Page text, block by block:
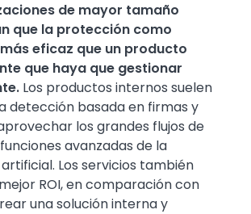
de mayor tamaño
que la protección como
eficaz que un producto
que haya que gestionar
Los productos internos suelen
detección basada en firmas y
los grandes flujos de
avanzadas de la
Los servicios también
ROI, en comparación con
una solución interna y